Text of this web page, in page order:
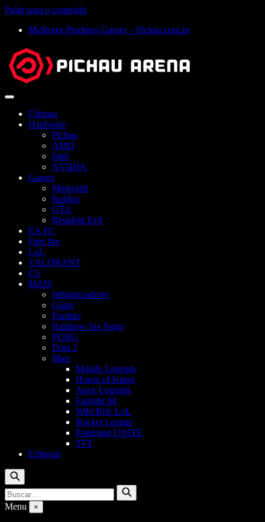
Pular para o conteúdo
Melhores Produtos Gamer – Pichau.com.br
Abrir
Últimas
Hardware
Pichau
AMD
Intel
NVIDIA
Games
Minecraft
Roblox
GTA
Resident Evil
EA FC
Free fire
LoL
VALORANT
CS
MAIS
Influenciadores
Guias
Fortnite
Rainbow Six Siege
PUBG
Dota 2
Mais
Mobile Legends
Honor of Kings
Apex Legends
Farlight 84
Wild Rift: LoL
Rocket League
Pokémon UNITE
TFT
Editorial
Buscar
Buscar
por:
Buscar
Menu ×